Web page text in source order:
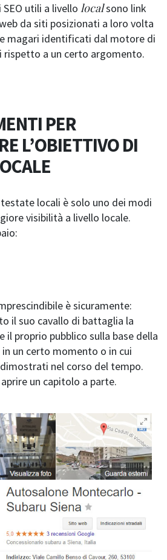
utili a livello localsono link
da siti posizionati a loro volta
magari identificati dal motore di
rispetto a un certo argomento.
PER
L’OBIETTIVO DI
locali è solo uno dei modi
visibilità a livello locale.
è sicuramente:
il suo cavallo di battaglia la
il proprio pubblico sulla base della
un certo momento o in cui
nel corso del tempo.
un capitolo a parte.